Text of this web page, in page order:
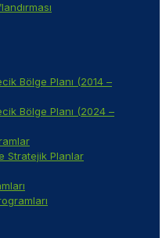
Bölge Planı (2014 –
Bölge Planı (2024 –
Stratejik Planlar